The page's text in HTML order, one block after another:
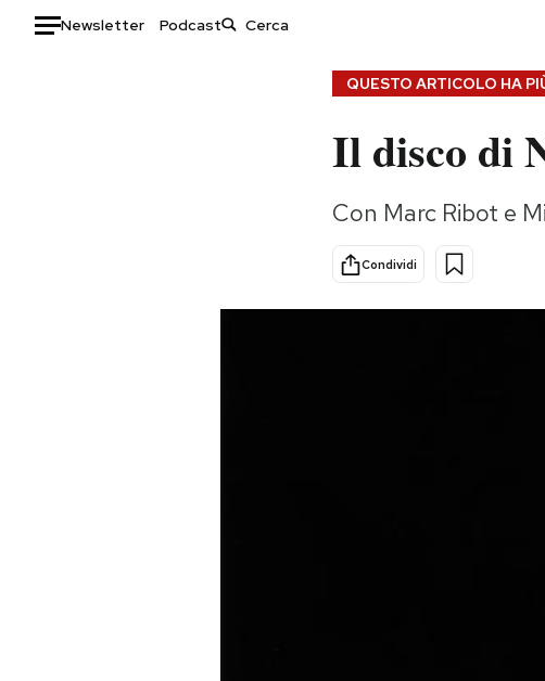
Newsletter Podcast
Consumismi
Storie/Idee
Ok Boomer!
QUESTO ARTICOLO HA
Il disco di
Con Marc Ribot e
Condividi